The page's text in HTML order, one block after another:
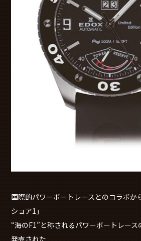
国際的パワーボートレースとのコラボか
ショア1」
“海のF1”と称されるパワーボートレー
発売された